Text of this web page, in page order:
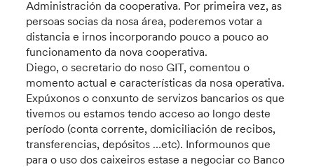
Administración da cooperativa. Por primeira vez, as
persoas socias da nosa área, poderemos votar a
distancia e irnos incorporando pouco a pouco ao
funcionamento da nova cooperativa.
Diego, o secretario do noso GIT, comentou o
momento actual e características da nosa operativa.
Expúxonos o conxunto de servizos bancarios os que
tivemos ou estamos tendo acceso ao longo deste
período (conta corrente, domiciliación de recibos,
transferencias, depósitos …etc). Informounos que
para o uso dos caixeiros estase a negociar co Banco